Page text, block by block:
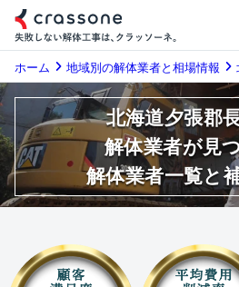
ホーム 地域別の解体業者と相場情報
北海道夕張郡
解体業者が見
解体業者一覧と